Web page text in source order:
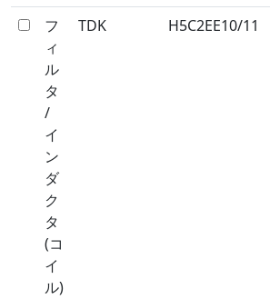
フ
ィ
ル
タ
/
イ
ン
ダ
ク
タ
(コ
イ
ル)
TDK H5C2EE10/11